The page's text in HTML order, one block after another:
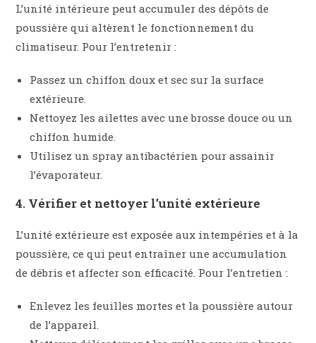
L’unité intérieure peut accumuler des dépôts de
poussière qui altèrent le fonctionnement du
climatiseur. Pour l’entretenir :
Passez un chiffon doux et sec sur la surface
extérieure.
Nettoyez les ailettes avec une brosse douce ou un
chiffon humide.
Utilisez un spray antibactérien pour assainir
l’évaporateur.
4. Vérifier et nettoyer l’unité extérieure
L’unité extérieure est exposée aux intempéries et à la
poussière, ce qui peut entraîner une accumulation
de débris et affecter son efficacité. Pour l’entretien :
Enlevez les feuilles mortes et la poussière autour
de l’appareil.